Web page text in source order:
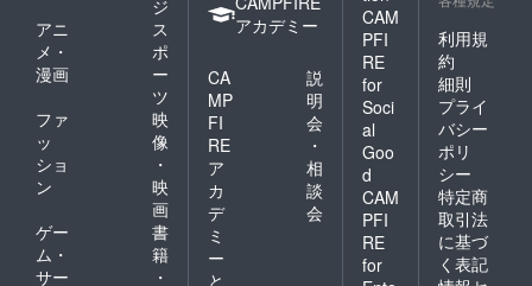
ジ
アニ
メ・
漫画
ス
ポ
ー
ツ
ファ
ッ
ショ
ン
映
像
・
映
画
ゲー
ム・
サー
書
籍
・
アカデミー
CA
MP
FI
RE
ア
カ
デ
ミ
ー
と
説
明
会
・
相
談
会
CAM
PFI
RE
for
Soci
al
Goo
d
CAM
PFI
RE
for
利用規
約
細則
プライ
バシー
ポリ
シー
特定商
取引法
に基づ
く表記